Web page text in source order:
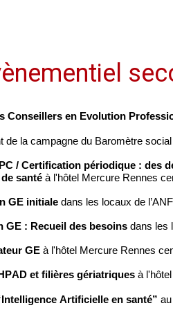
Conseillers en Evolution
de la campagne du Baromètre
/ Certification périodique : des
santé à l'hôtel Mercure Rennes
GE initiale dans les locaux de
GE : Recueil des besoins dans les
GE à l'hôtel Mercure Rennes
et filières gériatriques à
Artificielle en santé”